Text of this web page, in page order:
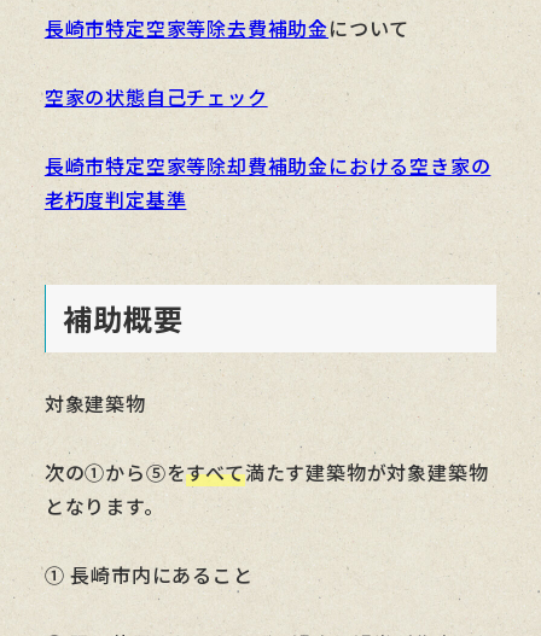
長崎市特定空家等除去費補助金について
空家の状態自己チェック
長崎市特定空家等除却費補助金における空き家の
老朽度判定基準
補助概要
対象建築物
次の①から⑤をすべて満たす建築物が対象建築物
となります。
① 長崎市内にあること